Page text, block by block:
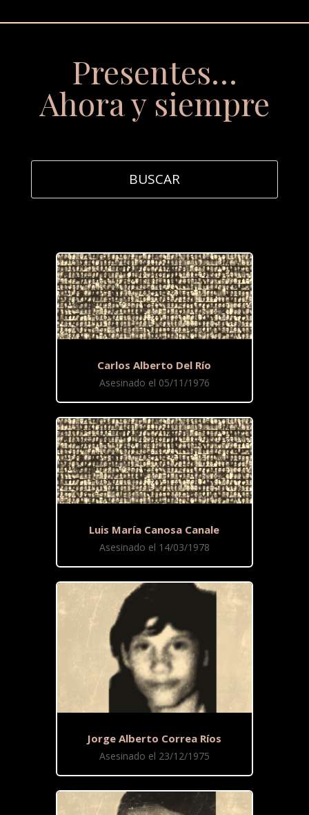
Presentes…
Ahora y siempre
Carlos Alberto Del Río
Asesinado el 05/11/1976
Luis María Canosa Canale
Asesinado el 14/03/1978
Jorge Alberto Correa Ríos
Asesinado el 23/12/1975